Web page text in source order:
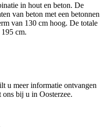
in hout en beton. De
van beton met een betonnen
van 130 cm hoog. De totale
cm.
u meer informatie ontvangen
bij u in Oosterzee.